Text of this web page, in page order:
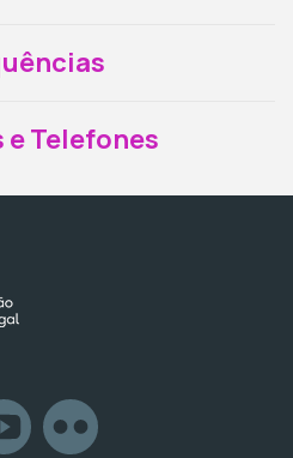
e Telefones